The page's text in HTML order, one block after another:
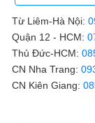
Từ Liêm-Hà Nội:
Quận 12 - HCM:
Thủ Đức-HCM:
CN Nha Trang:
CN Kiên Giang: